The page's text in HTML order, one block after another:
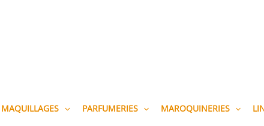
MAQUILLAGES PARFUMERIES MAROQUINERIES